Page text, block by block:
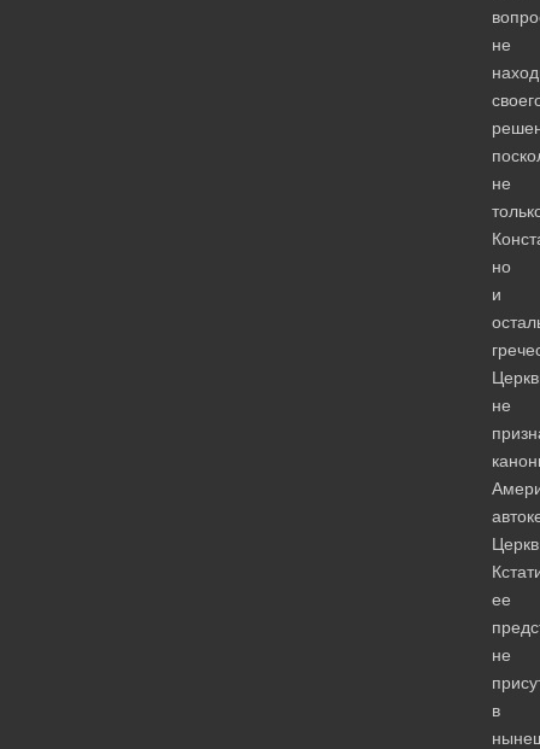
не
не
но
и
не
ее
не
в